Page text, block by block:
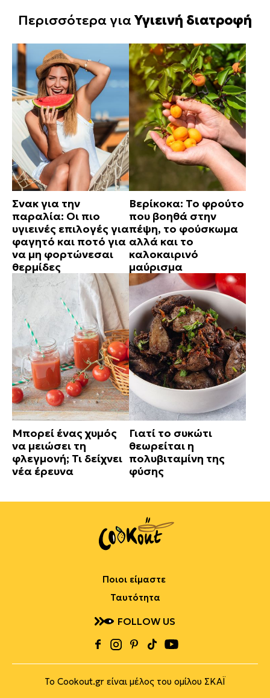
Περισσότερα γιαΥγιεινή διατροφή
Σνακ για την
παραλία: Οι πιο
υγιεινές επιλογές για
φαγητό και ποτό για
να μη φορτώνεσαι
θερμίδες
Βερίκοκα: Το φρούτο
που βοηθά στην
πέψη, το φούσκωμα
αλλά και το
καλοκαιρινό
μαύρισμα
Μπορεί ένας χυμός
να μειώσει τη
φλεγμονή; Τι δείχνει
νέα έρευνα
Γιατί το συκώτι
θεωρείται η
πολυβιταμίνη της
φύσης
Ποιοι είμαστε
Ταυτότητα
FOLLOW US
Το Cookout.gr είναι μέλος του ομίλου ΣΚΑΪ